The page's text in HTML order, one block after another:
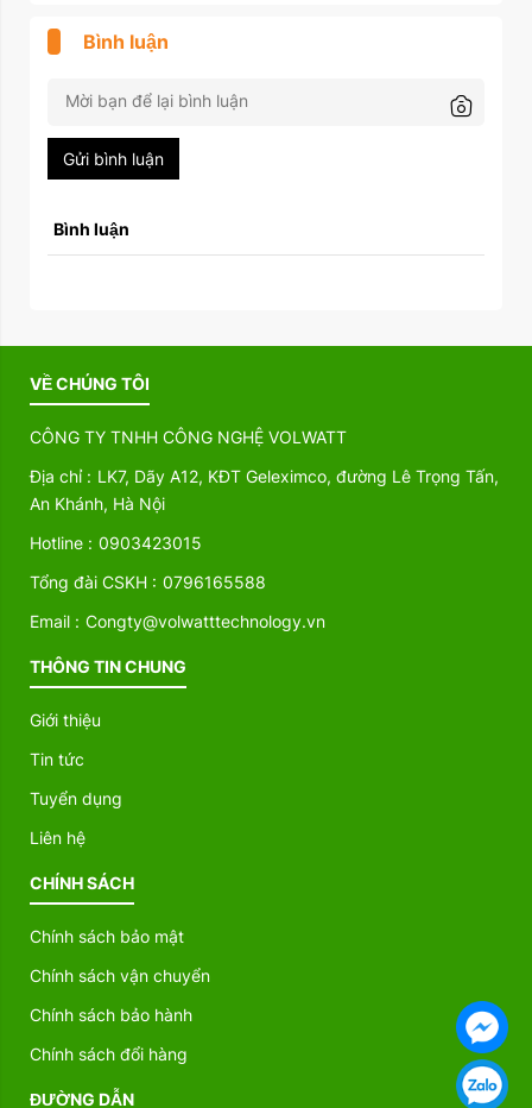
Bình luận
Gửi bình luận
Bình luận
VỀ CHÚNG TÔI
CÔNG TY TNHH CÔNG NGHỆ VOLWATT
Địa chỉ : LK7, Dãy A12, KĐT Geleximco, đường Lê Trọng Tấn,
An Khánh, Hà Nội
Hotline : 0903423015
Tổng đài CSKH : 0796165588
Email : Congty@volwatttechnology.vn
THÔNG TIN CHUNG
Giới thiệu
Tin tức
Tuyển dụng
Liên hệ
CHÍNH SÁCH
Chính sách bảo mật
Chính sách vận chuyển
Chính sách bảo hành
Chính sách đổi hàng
ĐƯỜNG DẪN